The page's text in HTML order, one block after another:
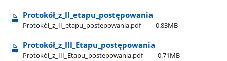
Protokół​_z​_II​_etapu​_postępowania
Protokół​_z​_II​_etapu​_postępowania.pdf 0.83MB
Protokół​_z​_III​_Etapu​_postępowania
Protokół​_z​_III​_Etapu​_postępowania.pdf 0.71MB